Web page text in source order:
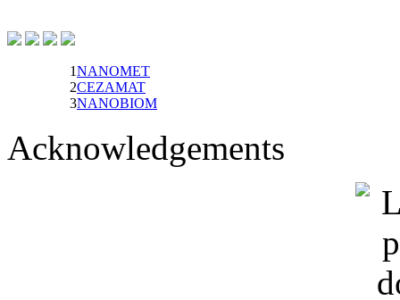
1NANOMET
2CEZAMAT
3NANOBIOM
Acknowledgements